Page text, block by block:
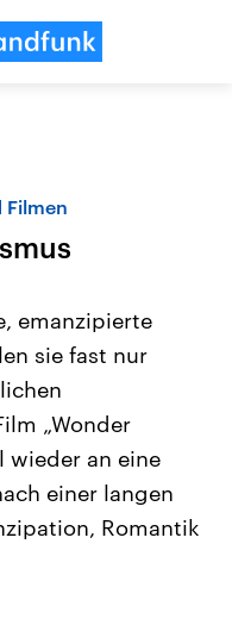
USA
Aktuelle Beiträge,
Hintergründe
Wirtschaftlich und
gehören die Vereinigten
den mächtigsten Ländern
mit großem Einfluss auf
Filmen
emanzipierte
sie fast nur
„Wonder
wieder an eine
einer langen
Romantik